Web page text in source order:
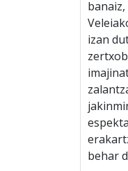
izan
behar